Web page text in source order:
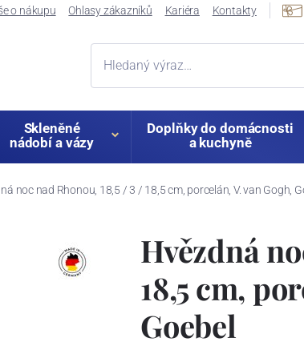
o nákupu Ohlasy zákazníků Kariéra Kontakty
Skleněné
nádobí a vázy
Doplňky do domácnosti
a kuchyně
noc nad Rhonou, 18,5 / 3 / 18,5 cm, porcelán, V. van Gogh,
Hvězdná
18,5 cm,
Goebel